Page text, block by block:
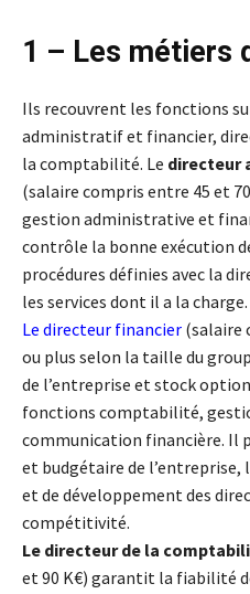
1 – Les métiers
Ils recouvrent les fonctions
administratif et financier,
la comptabilité. Le directeur
(salaire compris entre 45 et
gestion administrative et
contrôle la bonne exécution
procédures définies avec la
les services dont il a la charge.
Le directeur financier (salaire
ou plus selon la taille du
de l’entreprise et stock
fonctions comptabilité,
communication financière. Il
et budgétaire de
et de développement des
compétitivité.
Le directeur de la
et 90 K€) garantit la fiabilité